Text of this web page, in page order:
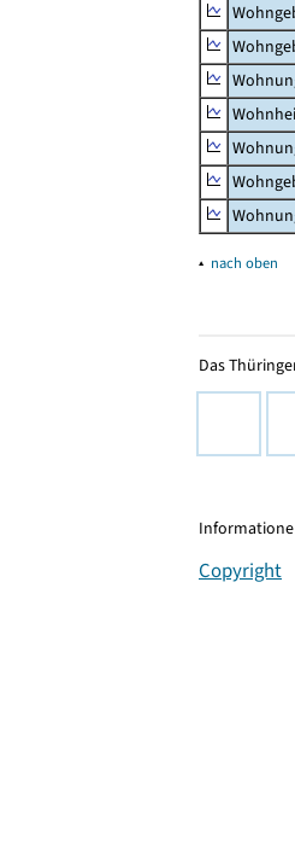
▴ nach oben
Das
Copyright